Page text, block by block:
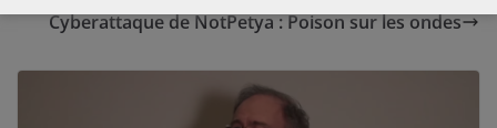
Cyberattaque de NotPetya : Poison sur les ondes